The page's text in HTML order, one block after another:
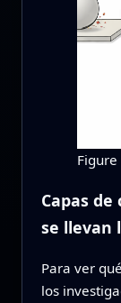
Figure
Capas
se llevan
Para ver
los